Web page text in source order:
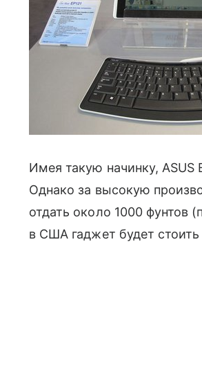
Имея такую начинку, ASUS
Однако за высокую
отдать около 1000 фунтов
в США гаджет будет